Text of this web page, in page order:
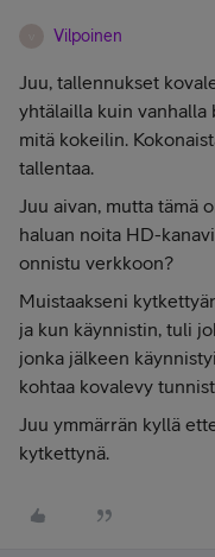
Vilpoinen
Juu, tallennukset
yhtälailla kuin vanhalla
mitä kokeilin.
tallentaa.
Juu aivan, mutta tämä
haluan noita HD-
onnistu verkkoon?
Muistaakseni
ja kun käynnistin, tuli
jonka jälkeen
kohtaa kovalevy
Juu ymmärrän kyllä
kytkettynä.